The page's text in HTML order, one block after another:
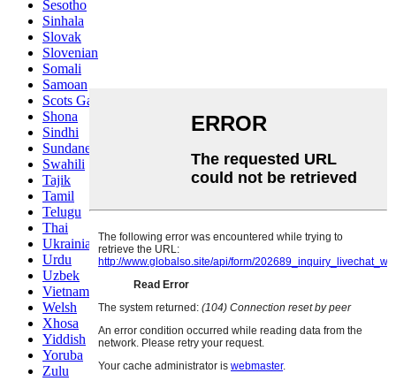
Sesotho
Sinhala
Slovak
Slovenian
Somali
Samoan
Scots Gaelic
Shona
Sindhi
Sundanese
Swahili
Tajik
Tamil
Telugu
Thai
Ukrainian
Urdu
Uzbek
Vietnamese
Welsh
Xhosa
Yiddish
Yoruba
Zulu